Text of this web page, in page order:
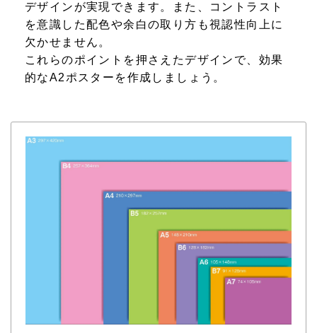
デザインが実現できます。また、コントラスト
を意識した配色や余白の取り方も視認性向上に
欠かせません。
これらのポイントを押さえたデザインで、効果
的なA2ポスターを作成しましょう。